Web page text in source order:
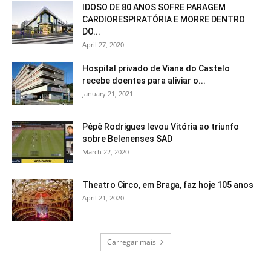
IDOSO DE 80 ANOS SOFRE PARAGEM
CARDIORESPIRATÓRIA E MORRE DENTRO
DO...
April 27, 2020
Hospital privado de Viana do Castelo
recebe doentes para aliviar o...
January 21, 2021
Pêpê Rodrigues levou Vitória ao triunfo
sobre Belenenses SAD
March 22, 2020
Theatro Circo, em Braga, faz hoje 105 anos
April 21, 2020
Carregar mais